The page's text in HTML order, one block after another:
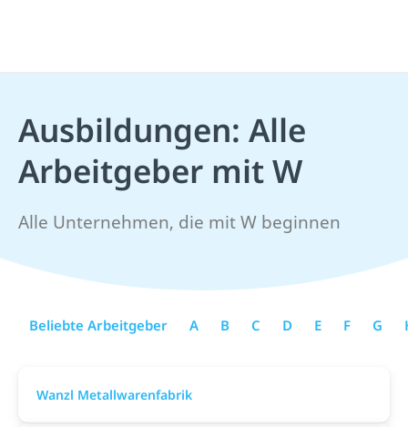
Ausbildungen: Alle
Arbeitgeber mit W
Alle Unternehmen, die mit W beginnen
Beliebte Arbeitgeber A B C D E F G
Wanzl Metallwarenfabrik